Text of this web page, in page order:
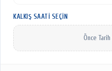
KALKIŞ SAATI SEÇIN
Önce